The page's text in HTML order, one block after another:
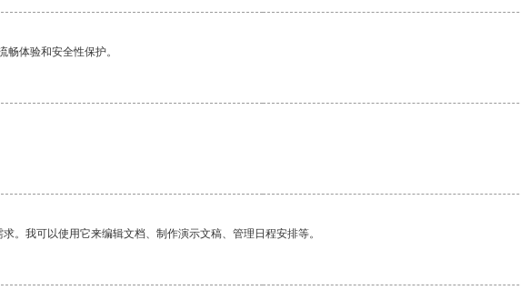
体验和安全性保护。
。我可以使用它来编辑文档、制作演示文稿、管理日程安排等。